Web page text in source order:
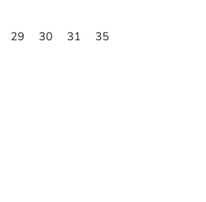
29 30 31 35